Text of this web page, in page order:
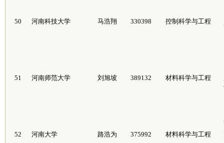
50 河南科技大学 马浩翔 330398 控制科学与工程
51 河南师范大学 刘旭坡 389132 材料科学与工程
52 河南大学 路浩为 375992 材料科学与工程